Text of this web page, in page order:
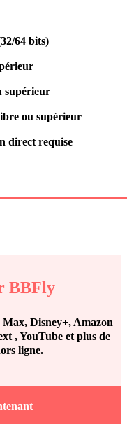
64 bits)
supérieur
ou supérieur
direct requise
BBFly
Disney+, Amazon
, YouTube et plus de
ligne.